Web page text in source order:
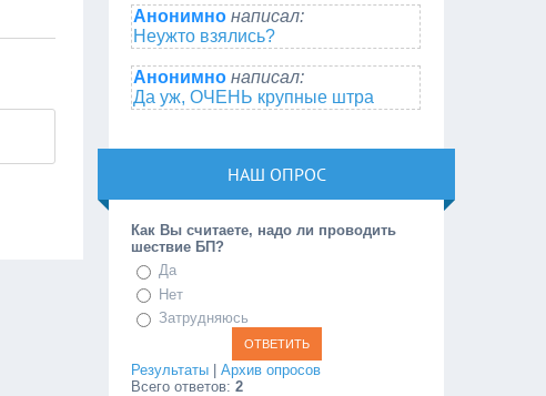
Анонимно написал:
Неужто взялись?
Анонимно написал:
Да уж, ОЧЕНЬ крупные штра
НАШ ОПРОС
Как Вы считаете, надо ли проводить
шествие БП?
Да
Нет
Затрудняюсь
Результаты |Архив опросов
Всего ответов:2